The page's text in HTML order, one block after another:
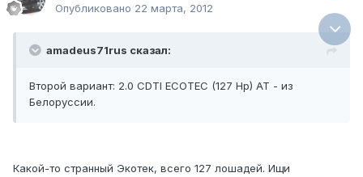
Опубликовано 22 марта, 2012
amadeus71rus сказал:
Второй вариант: 2.0 CDTI ECOTEC (127 Hp) AT - из
Белоруссии.
Какой-то странный Экотек, всего 127 лошадей. Ищи